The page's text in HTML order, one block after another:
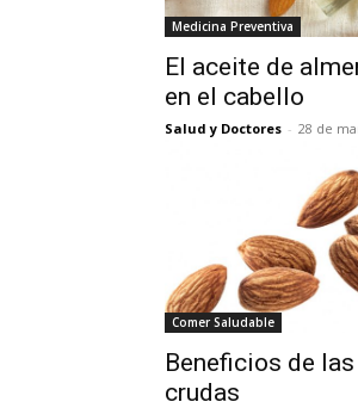
Medicina Preventiva
El aceite de
en el cabello
Salud y Doctores - 28 de
Comer Saludable
Beneficios de
crudas